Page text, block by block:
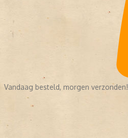
Vandaag besteld, morgen verzonden!